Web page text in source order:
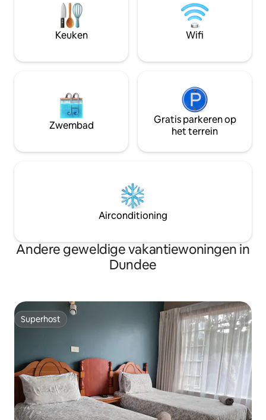
needed for a
enjoy access to
amenities close
Keuken Wifi
Zwembad
Gratis parkeren op
het terrein
Airconditioning
Andere geweldige vakantiewoningen in
Dundee
Superhost
Superhost